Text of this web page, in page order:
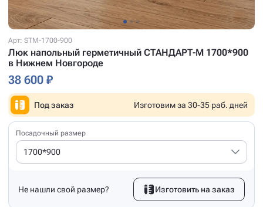
Арт: STM-1700-900
Люк напольный герметичный СТАНДАРТ-М 1700*900
в Нижнем Новгороде
38 600 ₽
Под заказ Изготовим за 30-35 раб. дней
Посадочный размер
1700*900
Не нашли свой размер? Изготовить на заказ